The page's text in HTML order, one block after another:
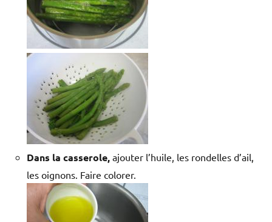
Dans la casserole, ajouter l’huile, les rondelles d’ail,
les oignons. Faire colorer.